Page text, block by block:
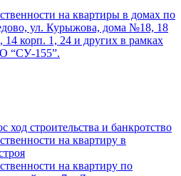
на квартиры в домах по
ул. Курыжова, дома №18, 18
14 корп. 1, 24 и других в рамках
“СУ-155”.
строительства и банкротство
на квартиру в
на квартиру по